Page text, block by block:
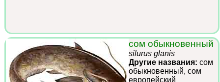
сом обыкновенный
silurus glanis
Другие названия: сом
обыкновенный, сом
европейский